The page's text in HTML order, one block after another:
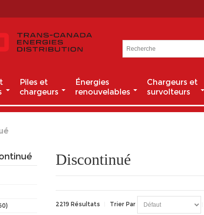
Piles et
chargeurs
Énergies
renouvelables
Chargeurs et
survolteurs
Discontinué
2219 Résultats Trier Par